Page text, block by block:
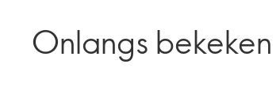
Onlangs bekeken